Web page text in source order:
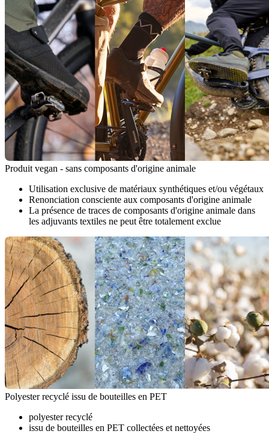
Produit vegan - sans composants d'origine animale
Utilisation exclusive de matériaux synthétiques et/ou végétaux
Renonciation consciente aux composants d'origine animale
La présence de traces de composants d'origine animale dans
les adjuvants textiles ne peut être totalement exclue
Polyester recyclé issu de bouteilles en PET
polyester recyclé
issu de bouteilles en PET collectées et nettoyées